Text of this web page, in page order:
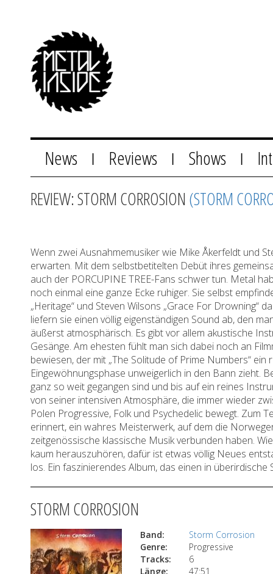
News Reviews Shows
REVIEW: STORM CORROSION (STORM
Wenn zwei Ausnahmemusiker wie Mike Åkerfeldt und
erwarten. Mit dem selbstbetitelten Debüt ihres
auch der PORCUPINE TREE-Fans schwer tun. Metal
noch einmal eine ganze Ecke ruhiger. Sie selbst
„Heritage“ und Steven Wilsons „Grace For Drowning“
liefern sie einen völlig eigenständigen Sound ab, den
äußerst atmosphärisch. Es gibt vor allem akustische
Gesänge. Am ehesten fühlt man sich dabei noch an
bewiesen, der mit „The Solitude of Prime Numbers“
Eingewöhnungsphase unweigerlich in den Bann zieht.
ganz so weit gegangen sind und bis auf ein reines
von seiner intensiven Atmosphäre, die immer wieder
Polen Progressive, Folk und Psychedelic bewegt. Zum
erinnert, ein wahres Meisterwerk, auf dem die
zeitgenössische klassische Musik verbunden haben.
kaum herauszuhören, dafür ist etwas völlig Neues
los. Ein faszinierendes Album, das einen in überirdische
STORM CORROSION
Band:
Storm Corrosion
Genre:
Progressive
Tracks:
6
Länge:
47:51